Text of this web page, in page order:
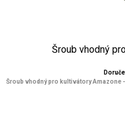
Šroub vhodný
Šroub vhodný pro kultivátory Amazone -